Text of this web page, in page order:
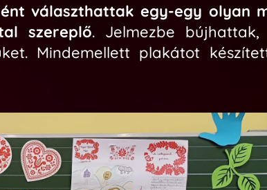
választhattak egy-egy olyan
szereplő. Jelmezbe bújhattak,
Mindemellett plakátot